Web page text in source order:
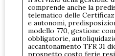
comprende anche la
telematico delle
e autonomi,
modello 770, gestione
obbligatorie,
accantonamento TFR 31
prospetto costo ferie